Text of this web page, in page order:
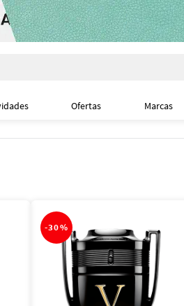
Ofertas Marcas
-30%